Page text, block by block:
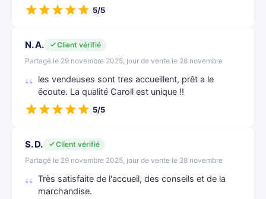
5/5
N. A.
Client vérifié
Partagé le 29 novembre 2025, jour de vente le 28 novembre
les vendeuses sont tres accueillent, prêt a le
écoute. La qualité Caroll est unique !!
5/5
S. D.
Client vérifié
Partagé le 29 novembre 2025, jour de vente le 28 novembre
Très satisfaite de l'accueil, des conseils et de la
marchandise.